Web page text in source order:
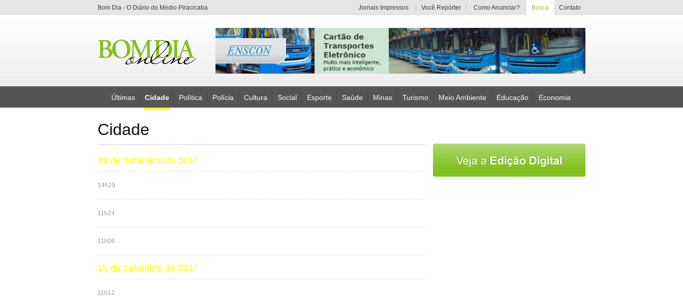
Bom Dia - O Diário do Médio Piracicaba Jornais Impressos Você Repórter Como Anunciar? Busca Contato
Últimas Cidade Política Polícia Cultura Social Esporte Saúde Minas Turismo Meio Ambiente Educação Economia
Cidade
18 de Setembro de 2017
14h29
11h24
11h06
15 de Setembro de 2017
11h12